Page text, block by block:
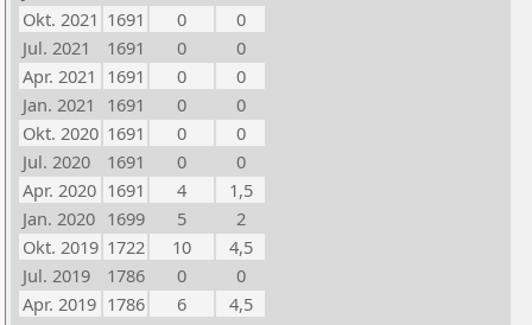
Okt. 2021 1691 0
0
Jul. 2021
1691 0
0
Apr. 2021 1691 0
0
Jan. 2021
1691 0
0
Okt. 2020 1691 0
0
Jul. 2020
1691 0
0
Apr. 2020 1691 4
1,5
Jan. 2020 1699 5
2
Okt. 2019 1722 10
4,5
Jul. 2019
1786 0
0
Apr. 2019 1786 6
4,5